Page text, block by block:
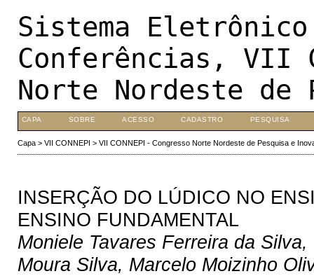
Sistema
Conferências, VII
Norte Nordeste de
CAPA SOBRE ACESSO CADASTRO PESQUISA
Capa> VII CONNEPI > VII CONNEPI - Congresso Norte Nordeste de Pesquisa e
INSERÇÃO DO LÚDICO NO
ENSINO FUNDAMENTAL
Moniele Tavares Ferreira da
Moura Silva, Marcelo Moizinho